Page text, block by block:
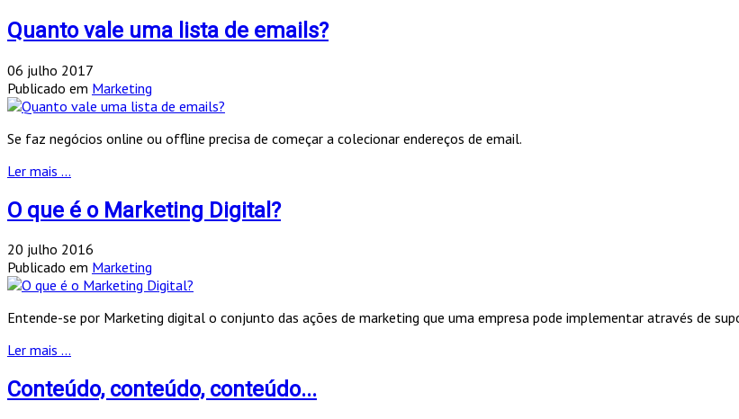
Quanto vale uma lista de emails?
06 julho 2017
Publicado em Marketing
Se faz negócios online ou offline precisa de começar a colecionar endereços de email.
Ler mais ...
O que é o Marketing Digital?
20 julho 2016
Publicado em Marketing
Entende-se por Marketing digital o conjunto das ações de marketing que uma empresa pode implementar através de
Ler mais ...
Conteúdo, conteúdo, conteúdo...